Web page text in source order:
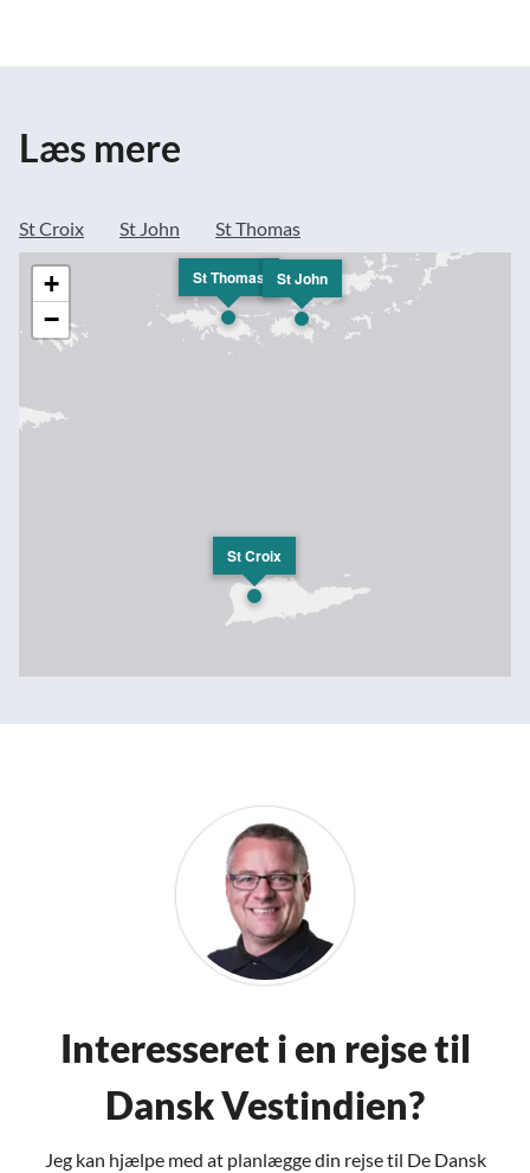
Læs mere
St Croix St John St Thomas
St Croix
St John
St Thomas
+
−
Interesseret i en rejse til
Dansk Vestindien?
Jeg kan hjælpe med at planlægge din rejse til De Dansk